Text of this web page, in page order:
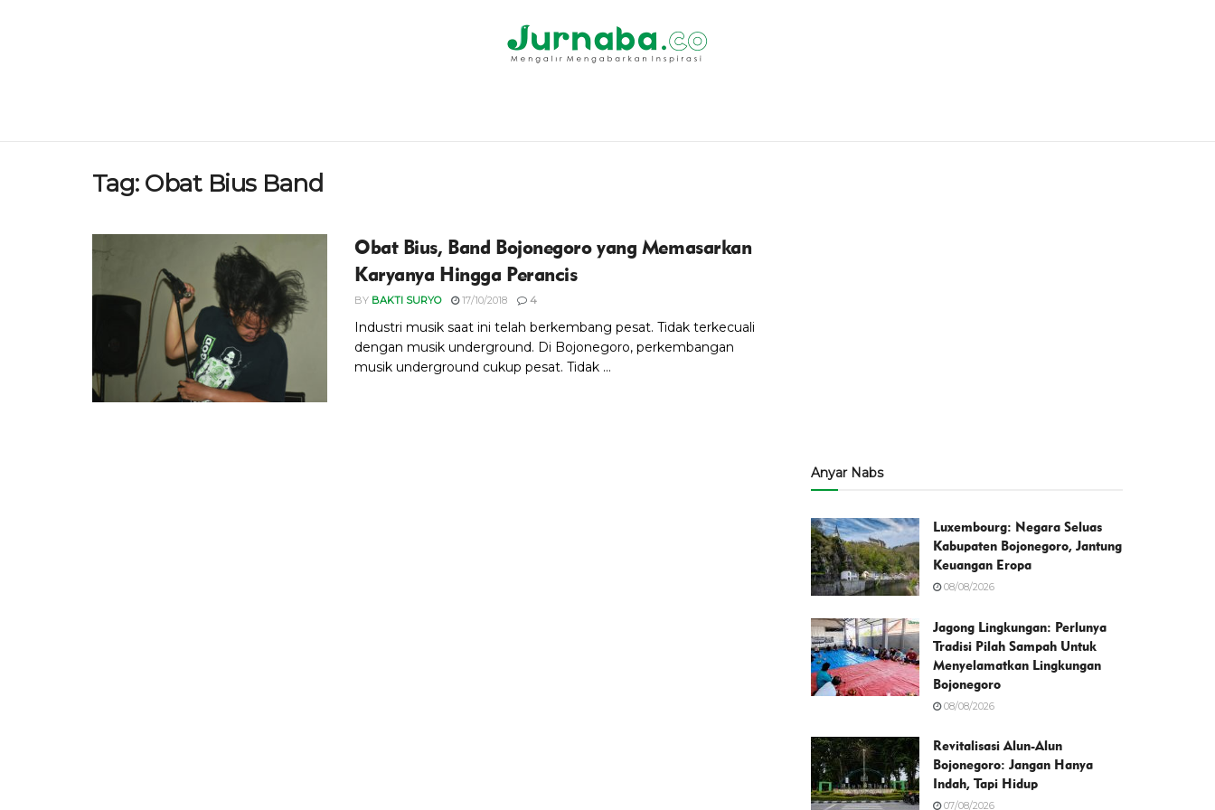
Tag: Obat Bius Band
Obat Bius, Band Bojonegoro yang Memasarkan
Karyanya Hingga Perancis
BY BAKTI SURYO 17/10/2018 4
Industri musik saat ini telah berkembang pesat. Tidak terkecuali
dengan musik underground. Di Bojonegoro, perkembangan
musik underground cukup pesat. Tidak ...
Anyar Nabs
Luxembourg: Negara Seluas
Kabupaten Bojonegoro, Jantung
Keuangan Eropa
08/08/2026
Jagong Lingkungan: Perlunya
Tradisi Pilah Sampah Untuk
Menyelamatkan Lingkungan
Bojonegoro
08/08/2026
Revitalisasi Alun-Alun
Bojonegoro: Jangan Hanya
Indah, Tapi Hidup
07/08/2026